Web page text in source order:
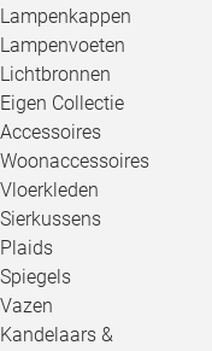
Lampenkappen
Lampenvoeten
Lichtbronnen
Eigen Collectie
Accessoires
Woonaccessoires
Vloerkleden
Sierkussens
Plaids
Spiegels
Vazen
Kandelaars &